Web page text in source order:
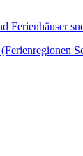
Ferienhäuser